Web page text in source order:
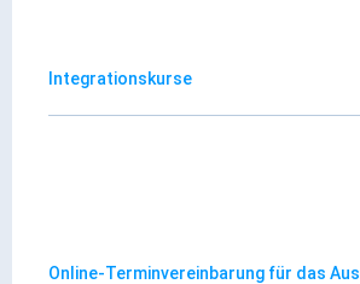
Integrationskurse
Online-Terminvereinbarung für das